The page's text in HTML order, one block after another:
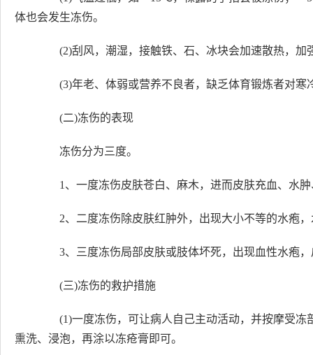
体也会发生冻伤。
(2)刮风，潮湿，接触铁、石、冰块会加速散热，加
(3)年老、体弱或营养不良者，缺乏体育锻炼者对寒
(二)冻伤的表现
冻伤分为三度。
1、一度冻伤皮肤苍白、麻木，进而皮肤充血、水肿
2、二度冻伤除皮肤红肿外，出现大小不等的水疱，
3、三度冻伤局部皮肤或肢体坏死，出现血性水疱，
(三)冻伤的救护措施
(1)一度冻伤，可让病人自己主动活动，并按摩受冻
熏洗、浸泡，再涂以冻疮膏即可。